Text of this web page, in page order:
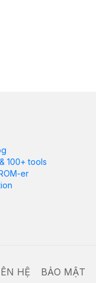
100+ tools
er
HỆ BẢO MẬT